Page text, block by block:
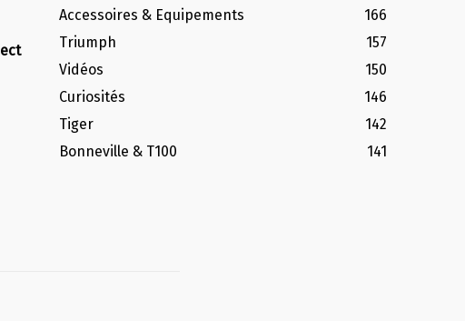
Accessoires & Equipements
166
Triumph
157
Vidéos
150
Curiosités
146
Tiger
142
Bonneville & T100
141